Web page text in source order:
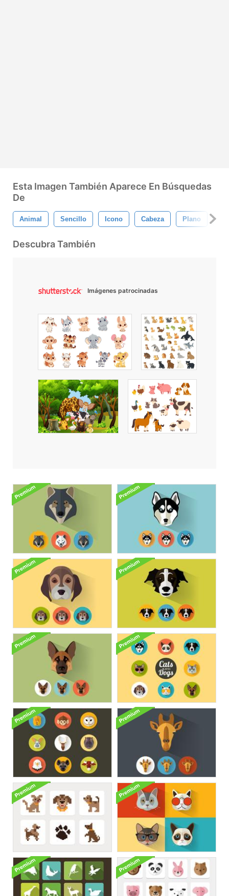
Esta Imagen También Aparece En Búsquedas
De
Animal Sencillo Icono Cabeza Plano
Descubra También
Imágenes patrocinadas